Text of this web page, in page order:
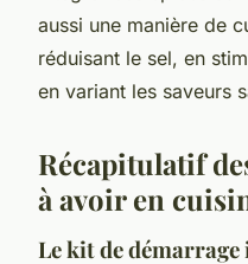
aussi une manière de
réduisant le sel, en
en variant les saveurs
Récapitulatif
à avoir en
Le kit de démarrage